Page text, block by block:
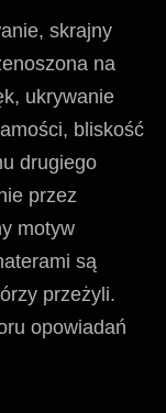
skrajny
na
ukrywanie
bliskość
drugiego
przez
motyw
są
przeżyli.
opowiadań